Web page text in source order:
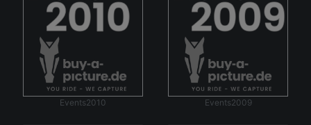
Events2010 Events2009